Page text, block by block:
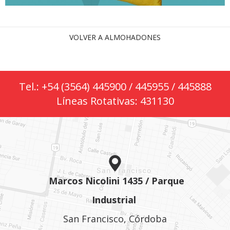
VOLVER A ALMOHADONES
Tel.: +54 (3564) 445900 / 445955 / 445888
Líneas Rotativas: 431130
Marcos Nicolini 1435 / Parque
Industrial
San Francisco, Córdoba